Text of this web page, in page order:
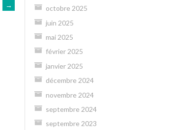
→
octobre 2025
juin 2025
mai 2025
février 2025
janvier 2025
décembre 2024
novembre 2024
septembre 2024
septembre 2023